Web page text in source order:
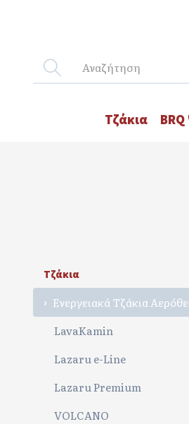
Τζάκια
Τζάκια
Ενεργειακά Τζάκια
LavaKamin
Lazaru e-Line
Lazaru Premium
VOLCANO